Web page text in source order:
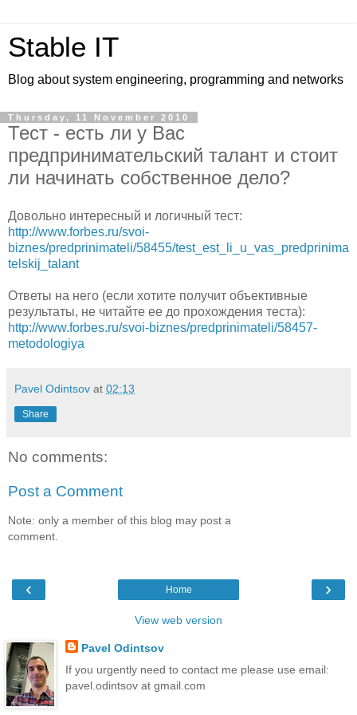
Stable IT
Blog about system engineering, programming and networks
Thursday, 11 November 2010
Тест - есть ли у Вас
предпринимательский талант и стоит
ли начинать собственное дело?
Довольно интересный и логичный тест:
http://www.forbes.ru/svoi-
biznes/predprinimateli/58455/test_est_li_u_vas_predprinima
telskij_talant
Ответы на него (если хотите получит объективные
результаты, не читайте ее до прохождения теста):
http://www.forbes.ru/svoi-biznes/predprinimateli/58457-
metodologiya
Pavel Odintsov at 02:13
Share
No comments:
Post a Comment
Note: only a member of this blog may post a
comment.
‹ ›
Home
View web version
Pavel Odintsov
If you urgently need to contact me please use email:
pavel.odintsov at gmail.com